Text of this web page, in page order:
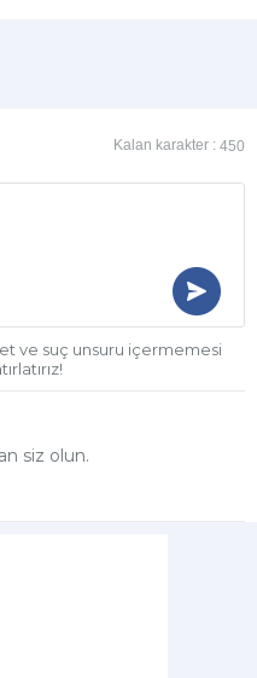
Kalan karakter : 450
ve suç unsuru içermemesi
siz olun.